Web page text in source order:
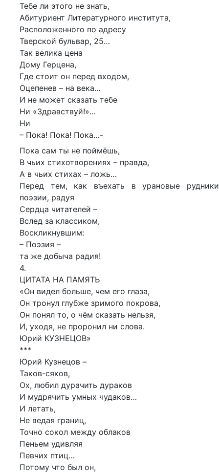
Тебе ли этого не знать,
Абитуриент Литературного института,
Расположенного по адресу
Тверской бульвар, 25…
Так велика цена
Дому Герцена,
Где стоит он перед входом,
Оцепенев – на века…
И не может сказать тебе
Ни «Здравствуй!»…
Ни
– Пока! Пока! Пока…-
Пока сам ты не поймёшь,
В чьих стихотворениях – правда,
А в чьих стихах – ложь…
Перед тем, как въехать в урановые рудники
поэзии, радуя
Сердца читателей –
Вслед за классиком,
Воскликнувшим:
– Поэзия –
та же добыча радия!
4.
ЦИТАТА НА ПАМЯТЬ
«Он видел больше, чем его глаза,
Он тронул глубже зримого покрова,
Он понял то, о чём сказать нельзя,
И, уходя, не проронил ни слова.
Юрий КУЗНЕЦОВ»
***
Юрий Кузнецов –
Таков-сяков,
Ох, любил дурачить дураков
И мудрячить умных чудаков…
И летать,
Не ведая границ,
Точно сокол между облаков
Пеньем удивляя
Певчих птиц…
Потому что был он,